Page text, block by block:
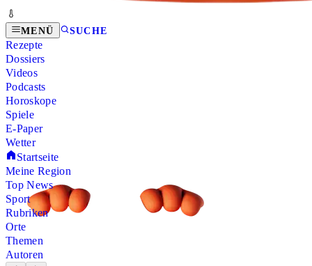
MENÜ SUCHE
Rezepte
Dossiers
Videos
Podcasts
Horoskope
Spiele
E-Paper
Wetter
Startseite
Meine Region
Top News
Sport
Rubriken
Orte
Themen
Autoren